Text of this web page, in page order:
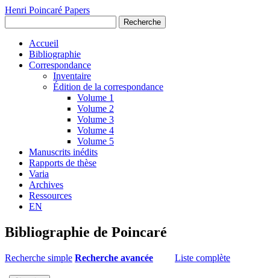
Henri Poincaré Papers
Recherche
Accueil
Bibliographie
Correspondance
Inventaire
Édition de la correspondance
Volume 1
Volume 2
Volume 3
Volume 4
Volume 5
Manuscrits inédits
Rapports de thèse
Varia
Archives
Ressources
EN
Bibliographie de Poincaré
Recherche simple Recherche avancée Liste complète